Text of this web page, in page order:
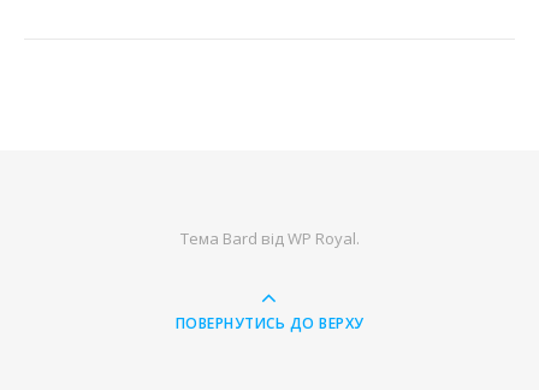
Тема Bard відWP Royal.
ПОВЕРНУТИСЬ ДО ВЕРХУ